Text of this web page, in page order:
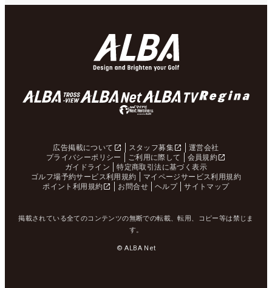
広告掲載について スタッフ募集
運営会社
プライバシーポリシー
ご利用に際して
会員規約
ガイドライン
特定商取引法に基づく表示
ゴルフ場予約サービス利用規約
マイページサービス利用規約
ポイント利用規約
お問合せ ヘルプ サイトマップ
掲載されている全てのコンテンツの無断での転載、転用、コピー等は禁じま
す。
© ALBA Net